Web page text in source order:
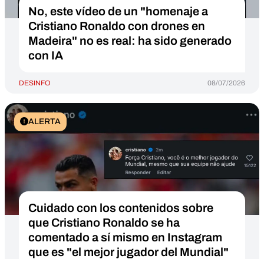
No, este vídeo de un "homenaje a
Cristiano Ronaldo con drones en
Madeira" no es real: ha sido generado
con IA
DESINFO 08/07/2026
ALERTA
Cuidado con los contenidos sobre
que Cristiano Ronaldo se ha
comentado a sí mismo en Instagram
que es "el mejor jugador del Mundial"